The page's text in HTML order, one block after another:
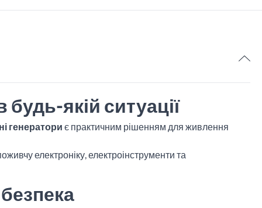
якій ситуації
генератори є практичним рішенням для живлення
електроніку, електроінструменти та